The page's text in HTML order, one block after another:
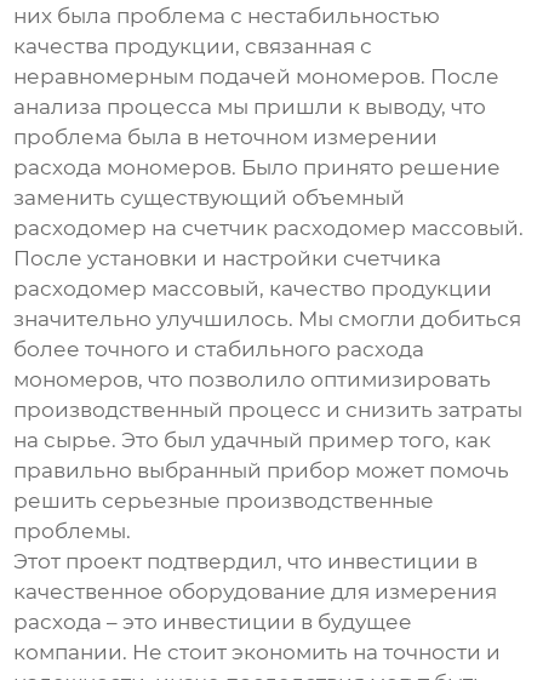
них была проблема с нестабильностью
качества продукции, связанная с
неравномерным подачей мономеров. После
анализа процесса мы пришли к выводу, что
проблема была в неточном измерении
расхода мономеров. Было принято решение
заменить существующий объемный
расходомер на счетчик расходомер массовый.
После установки и настройки счетчика
расходомер массовый, качество продукции
значительно улучшилось. Мы смогли добиться
более точного и стабильного расхода
мономеров, что позволило оптимизировать
производственный процесс и снизить затраты
на сырье. Это был удачный пример того, как
правильно выбранный прибор может помочь
решить серьезные производственные
проблемы.
Этот проект подтвердил, что инвестиции в
качественное оборудование для измерения
расхода – это инвестиции в будущее
компании. Не стоит экономить на точности и